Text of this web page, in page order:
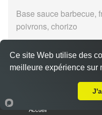
Base sauce barbecue,
poivrons, chorizo
Accueil
Ce site Web utilise des
meilleure expérience sur